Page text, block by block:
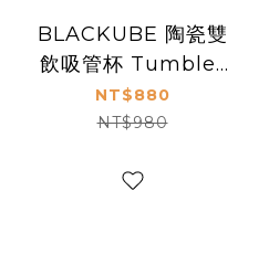
BLACKUBE 陶瓷雙
飲吸管杯 Tumbler
600ml - 肉桂粉
(Tritan吸管)
NT$880
NT$980